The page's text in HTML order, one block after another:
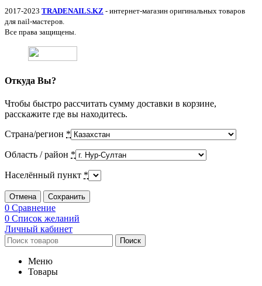
2017-2023 TRADENAILS.KZ - интернет-магазин оригинальных товаров
для nail-мастеров.
Все права защищены.
Откуда Вы?
Чтобы быстро рассчитать сумму доставки в корзине,
расскажите где вы находитесь.
Страна/регион *
Область / район *
Населённый пункт *
Отмена Сохранить
0 Сравнение
0 Список желаний
Личный кабинет
Поиск
Меню
Товары